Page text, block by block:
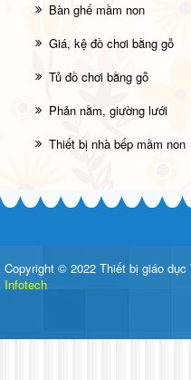
Bàn ghế mầm non
Giá, kệ đồ chơi bằng gỗ
Tủ đồ chơi bằng gỗ
Phản nằm, giường lưới
Thiết bị nhà bếp mầm non
Copyright © 2022 Thiết bị giáo
Infotech